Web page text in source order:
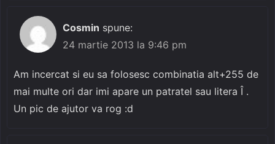
Cosmin spune:
24 martie 2013 la 9:46 pm
Am incercat si eu sa folosesc combinatia alt+255 de
mai multe ori dar imi apare un patratel sau litera Î .
Un pic de ajutor va rog :d